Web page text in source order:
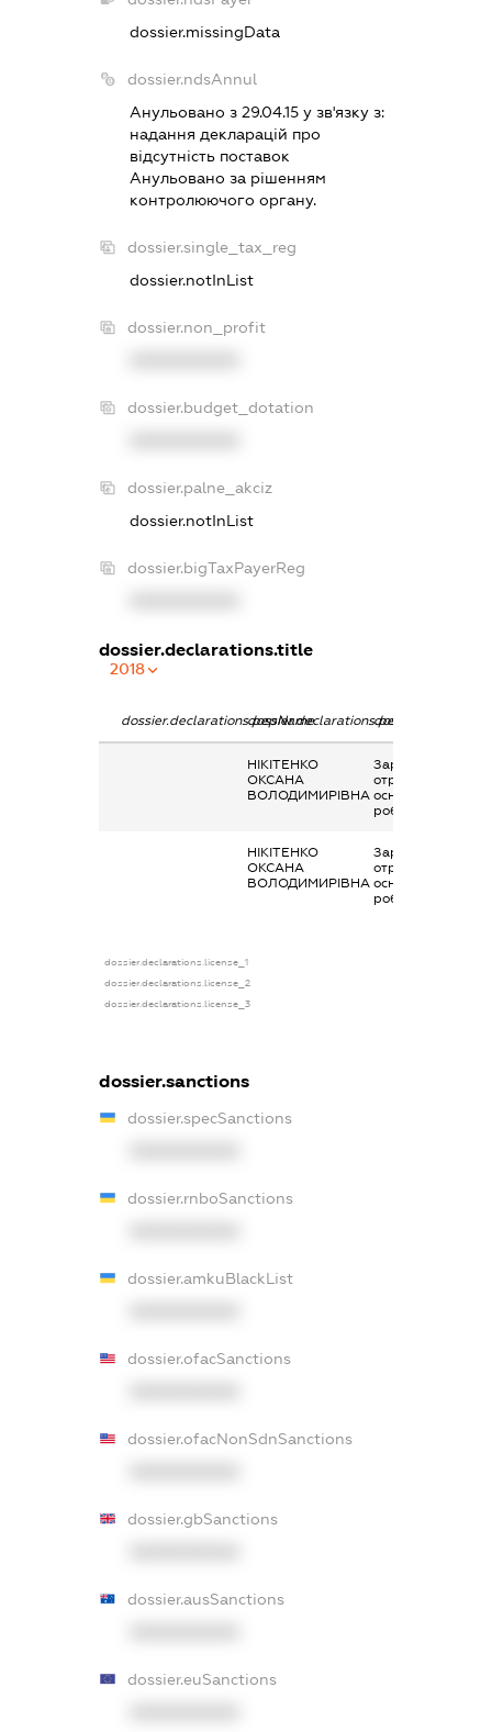
dossier.missingData
dossier.ndsAnnul
Анульовано з 29.04.15 у зв'язку з:
надання декларацiй про
вiдсутнiсть поставок
Анульовано за рiшенням
контролюючого органу.
dossier.single_tax_reg
dossier.notInList
dossier.non_profit
dossier.budget_dotation
dossier.palne_akciz
dossier.notInList
dossier.bigTaxPayerReg
dossier.declarations.title
2018
dossier.declarations.pepNamedossier.declarations.personName
НІКІТЕНКО
ОКСАНА
ВОЛОДИМИРІВНА
Заробітна плата
отримана за
основним місцем
роботи
НІКІТЕНКО
ОКСАНА
ВОЛОДИМИРІВНА
Заробітна плата
отримана за
основним місцем
роботи
dossier.declarations.license_1
dossier.declarations.license_2
dossier.declarations.license_3
dossier.sanctions
dossier.specSanctions
dossier.rnboSanctions
dossier.amkuBlackList
dossier.ofacSanctions
dossier.ofacNonSdnSanctions
dossier.gbSanctions
dossier.ausSanctions
dossier.euSanctions